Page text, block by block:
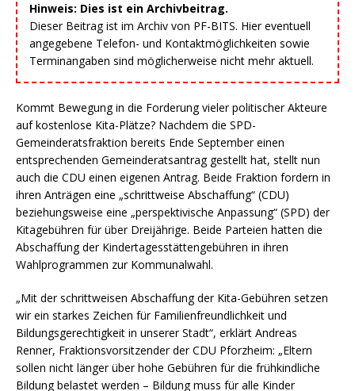
Hinweis: Dies ist ein Archivbeitrag.
Dieser Beitrag ist im Archiv von PF-BITS. Hier eventuell
angegebene Telefon- und Kontaktmöglichkeiten sowie
Terminangaben sind möglicherweise nicht mehr aktuell.
Kommt Bewegung in die Forderung vieler politischer Akteure
auf kostenlose Kita-Plätze? Nachdem die SPD-
Gemeinderatsfraktion bereits Ende September einen
entsprechenden Gemeinderatsantrag gestellt hat, stellt nun
auch die CDU einen eigenen Antrag. Beide Fraktion fordern in
ihren Anträgen eine „schrittweise Abschaffung“ (CDU)
beziehungsweise eine „perspektivische Anpassung“ (SPD) der
Kitagebühren für über Dreijährige. Beide Parteien hatten die
Abschaffung der Kindertagesstättengebühren in ihren
Wahlprogrammen zur Kommunalwahl.
„Mit der schrittweisen Abschaffung der Kita-Gebühren setzen
wir ein starkes Zeichen für Familienfreundlichkeit und
Bildungsgerechtigkeit in unserer Stadt“, erklärt Andreas
Renner, Fraktionsvorsitzender der CDU Pforzheim: „Eltern
sollen nicht länger über hohe Gebühren für die frühkindliche
Bildung belastet werden – Bildung muss für alle Kinder